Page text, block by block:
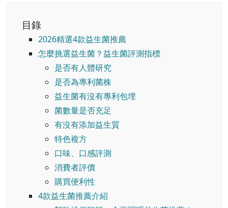
目錄
2026精選4款益生菌推薦
怎麼挑選益生菌？益生菌評測指標
是否有人體研究
是否為專利菌株
益生菌有沒有專利包埋
菌數量是否充足
有沒有添加益生質
特色複方
口味、口感評測
消費者評價
購買便利性
4款益生菌推薦介紹